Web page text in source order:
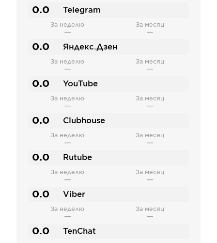
0.0 Telegram
За неделю
—
За месяц
—
0.0 Яндекс.Дзен
За неделю
—
За месяц
—
0.0 YouTube
За неделю
—
За месяц
—
0.0 Clubhouse
За неделю
—
За месяц
—
0.0 Rutube
За неделю
—
За месяц
—
0.0 Viber
За неделю
—
За месяц
—
0.0 TenChat